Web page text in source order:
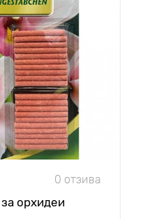
0 отзива
орхидеи